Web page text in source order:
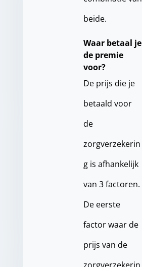
beide.
Waar betaal je
de premie
voor?
De prijs die je
betaald voor
de
zorgverzekerin
g is afhankelijk
van 3 factoren.
De eerste
factor waar de
prijs van de